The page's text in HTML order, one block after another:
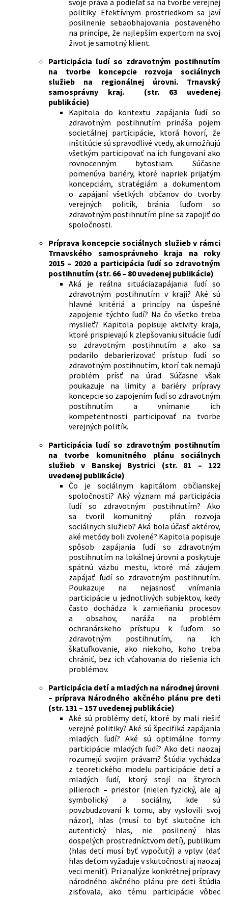
politiky. Efektívnym prostriedkom sa javí
posilnenie sebaobhajovania postaveného
na princípe, že najlepším expertom na svoj
život je samotný klient.
Participácia ľudí so zdravotným postihnutím
na tvorbe koncepcie rozvoja sociálnych
služieb na regionálnej úrovni. Trnavský
samosprávny kraj. (str. 63 uvedenej
publikácie)
Kapitola do kontextu zapájania ľudí so
zdravotným postihnutím prináša pojem
societálnej participácie, ktorá hovorí, že
inštitúcie sú spravodlivé vtedy, ak umožňujú
všetkým participovať na ich fungovaní ako
rovnocenným bytostiam. Súčasne
pomenúva bariéry, ktoré napriek prijatým
koncepciám, stratégiám a dokumentom
o zapájaní všetkých občanov do tvorby
verejných politík, bránia ľuďom so
zdravotným postihnutím plne sa zapojiť do
spoločnosti.
Príprava koncepcie sociálnych služieb v rámci
Trnavského samosprávneho kraja na roky
2015 – 2020 a participácia ľudí so zdravotným
postihnutím (str. 66 – 80 uvedenej publikácie)
Aká je reálna situáciazapájania ľudí so
zdravotným postihnutím v kraji? Aké sú
hlavné kritériá a princípy na úspešné
zapojenie týchto ľudí? Na čo všetko treba
myslieť? Kapitola popisuje aktivity kraja,
ktoré prispievajú k zlepšovaniu situácie ľudí
so zdravotným postihnutím a ako sa
podarilo debarierizovať prístup ľudí so
zdravotným postihnutím, ktorí tak nemajú
problém prísť na úrad. Súčasne však
poukazuje na limity a bariéry prípravy
koncepcie so zapojením ľudí so zdravotným
postihnutím a vnímanie ich
kompetentnosti participovať na tvorbe
verejných politík.
Participácia ľudí so zdravotným postihnutím
na tvorbe komunitného plánu sociálnych
služieb v Banskej Bystrici (str. 81 – 122
uvedenej publikácie)
Čo je sociálnym kapitálom občianskej
spoločnosti? Aký význam má participácia
ľudí so zdravotným postihnutím? Ako
sa tvoril komunitný plán rozvoja
sociálnych služieb? Aká bola účasť aktérov,
aké metódy boli zvolené? Kapitola popisuje
spôsob zapájania ľudí so zdravotným
postihnutím na lokálnej úrovni a poskytuje
spätnú väzbu mestu, ktoré má záujem
zapájať ľudí so zdravotným postihnutím.
Poukazuje na nejasnosť vnímania
participácie u jednotlivých subjektov, kedy
často dochádza k zamieňaniu procesov
a obsahov, naráža na problém
ochranárskeho prístupu k ľuďom so
zdravotným postihnutím, na ich
škatuľkovanie, ako niekoho, koho treba
chrániť, bez ich vťahovania do riešenia ich
problémov.
Participácia detí a mladých na národnej úrovni
– príprava Národného akčného plánu pre deti
(str. 131 – 157 uvedenej publikácie)
Aké sú problémy detí, ktoré by mali riešiť
verejné politiky? Aké sú špecifiká zapájania
mladých ľudí? Aké sú optimálne formy
participácie mladých ľudí? Ako deti naozaj
rozumejú svojim právam? Štúdia vychádza
z teoretického modelu participácie detí a
mladých ľudí, ktorý stojí na štyroch
pilieroch – priestor (nielen fyzický, ale aj
symbolický a sociálny, kde sú
povzbudzovaní k tomu, aby vyslovili svoj
názor), hlas (musí to byť skutočne ich
autentický hlas, nie posilnený hlas
dospelých prostredníctvom detí), publikum
(hlas detí musí byť vypočutý) a vplyv (dať
hlas deťom vyžaduje v skutočnosti aj naozaj
veci meniť). Pri analýze konkrétnej prípravy
národného akčného plánu pre deti štúdia
zisťovala, ako tému participácie vôbec